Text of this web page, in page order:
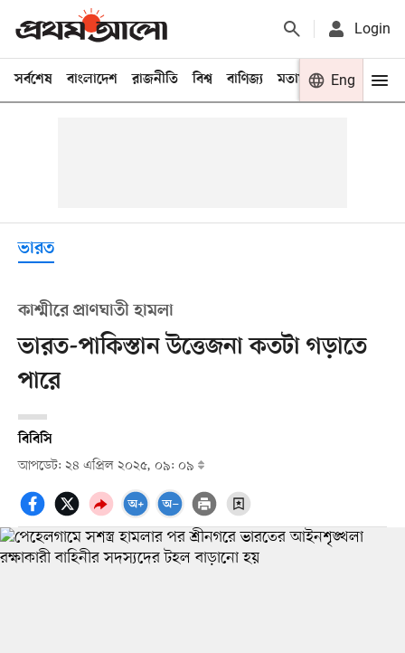
Login
সর্বশেষ বাংলাদেশ রাজনীতি বিশ্ব বাণিজ্য মতামত খেলা
Eng
ভারত
কাশ্মীরে প্রাণঘাতী হামলা
ভারত-পাকিস্তান উত্তেজনা কতটা গড়াতে
পারে
বিবিসি
আপডেট: ২৪ এপ্রিল ২০২৫, ০৯: ০৯